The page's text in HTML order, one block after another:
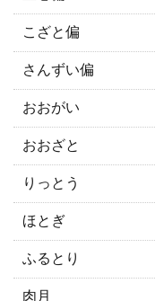
こざと偏
さんずい偏
おおがい
おおざと
りっとう
ほとぎ
ふるとり
肉月